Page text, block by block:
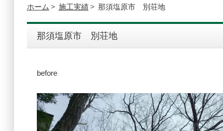
ホーム 施工実績 那須塩原市 別荘地
那須塩原市 別荘地
before